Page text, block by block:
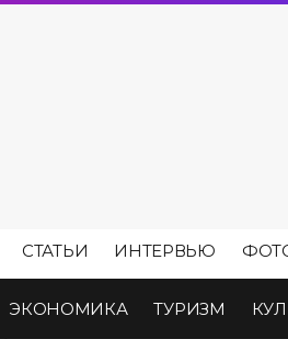
СТАТЬИ ИНТЕРВЬЮ
ЭКОНОМИКА ТУРИЗМ